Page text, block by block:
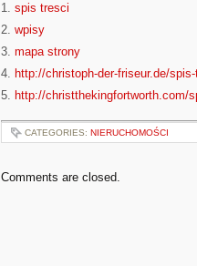
1. spis tresci
2. wpisy
3. mapa strony
4. http://christoph-der-friseur.de/
5. http://christthekingfortworth.com/
CATEGORIES: NIERUCHOMOŚCI
Comments are closed.